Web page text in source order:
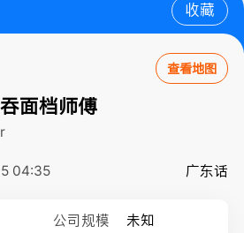
收藏
查看地图
面档师傅
04:35 广东话
公司规模
未知